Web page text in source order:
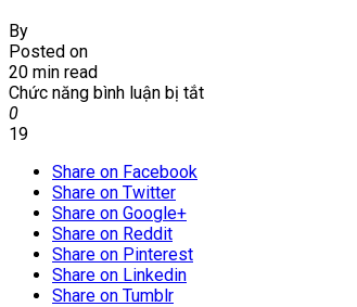
By
Posted on
20 min read
Chức năng bình luận bị tắtở
0
19
Share on Facebook
Share on Twitter
Share on Google+
Share on Reddit
Share on Pinterest
Share on Linkedin
Share on Tumblr